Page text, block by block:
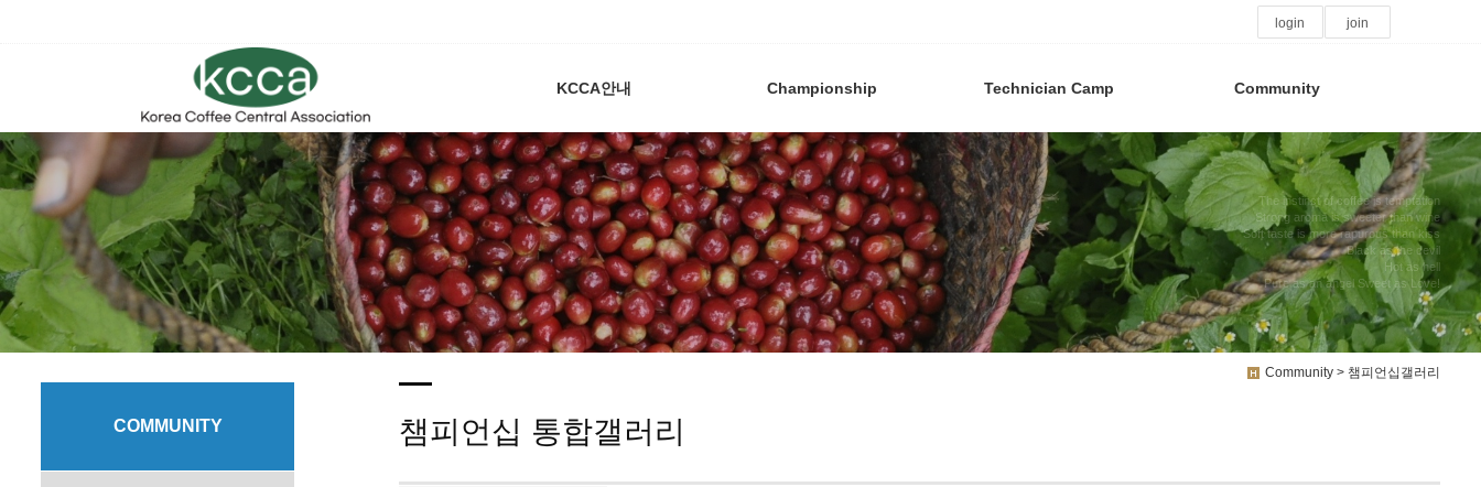
login join
KCCA안내 Championship Technician Camp Community
The instinct of coffee is temptation
Strong aroma is sweeter than wine
Soft taste is more rapurous than kiss
Black as the devil
Hot as hell
Pure as an angel Sweet as Love!
Community > 챔피언십갤러리
COMMUNITY 챔피언십 통합갤러리